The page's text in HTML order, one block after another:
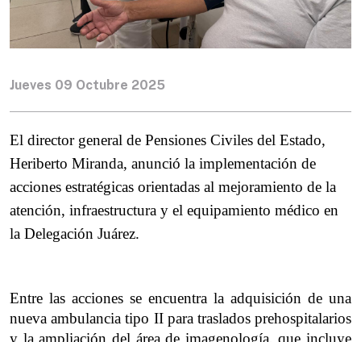
Jueves 09 Octubre 2025
El director general de Pensiones Civiles del Estado,
Heriberto Miranda, anunció la implementación de
acciones estratégicas orientadas al mejoramiento de la
atención, infraestructura y el equipamiento médico en
la Delegación Juárez.
Entre las acciones se encuentra la adquisición de una
nueva ambulancia tipo II para traslados prehospitalarios